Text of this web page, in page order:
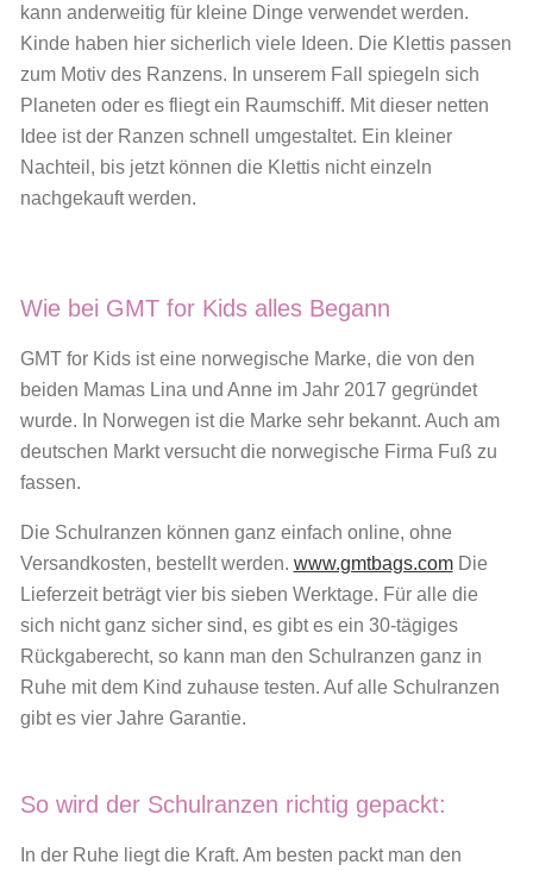
kann anderweitig für kleine Dinge verwendet werden.
Kinde haben hier sicherlich viele Ideen. Die Klettis passen
zum Motiv des Ranzens. In unserem Fall spiegeln sich
Planeten oder es fliegt ein Raumschiff. Mit dieser netten
Idee ist der Ranzen schnell umgestaltet. Ein kleiner
Nachteil, bis jetzt können die Klettis nicht einzeln
nachgekauft werden.
Wie bei GMT for Kids alles Begann
GMT for Kids ist eine norwegische Marke, die von den
beiden Mamas Lina und Anne im Jahr 2017 gegründet
wurde. In Norwegen ist die Marke sehr bekannt. Auch am
deutschen Markt versucht die norwegische Firma Fuß zu
fassen.
Die Schulranzen können ganz einfach online, ohne
Versandkosten, bestellt werden. www.gmtbags.comDie
Lieferzeit beträgt vier bis sieben Werktage. Für alle die
sich nicht ganz sicher sind, es gibt es ein 30-tägiges
Rückgaberecht, so kann man den Schulranzen ganz in
Ruhe mit dem Kind zuhause testen. Auf alle Schulranzen
gibt es vier Jahre Garantie.
So wird der Schulranzen richtig gepackt:
In der Ruhe liegt die Kraft. Am besten packt man den